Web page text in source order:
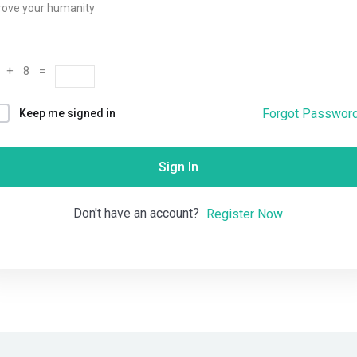
your humanity
+ 8 =
Keep me signed in Forgot
Sign In
Don't have an account? Register Now